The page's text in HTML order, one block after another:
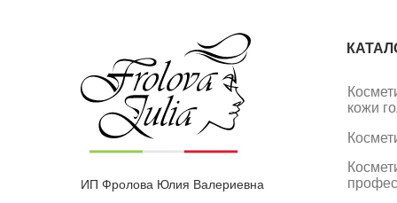
ИП Фролова Юлия Валериевна
кожи